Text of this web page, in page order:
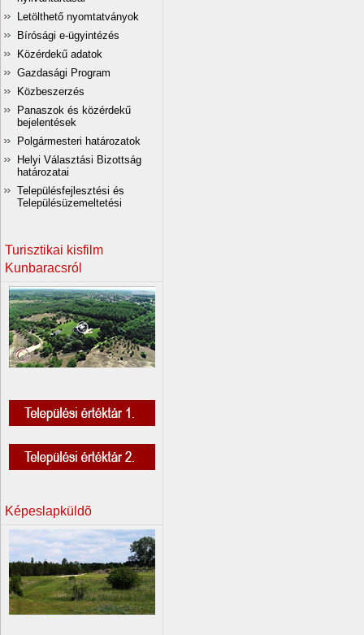
Letölthető nyomtatványok
Bírósági e-ügyintézés
Közérdekű adatok
Gazdasági Program
Közbeszerzés
Panaszok és közérdekű
bejelentések
Polgármesteri határozatok
Helyi Választási Bizottság
határozatai
Településfejlesztési és
Településüzemeltetési
Turisztikai kisfilm
Kunbaracsról
Képeslapküldõ